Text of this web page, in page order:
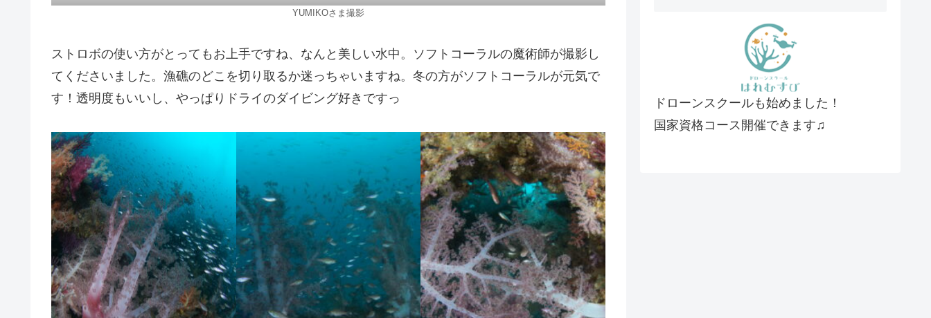
YUMIKOさま撮影
ストロボの使い方がとってもお上手ですね、なんと美しい水中。ソフトコーラルの魔術師が撮影し
てくださいました。漁礁のどこを切り取るか迷っちゃいますね。冬の方がソフトコーラルが元気で
す！透明度もいいし、やっぱりドライのダイビング好きですっ
ドローンスクールも始めました！
国家資格コース開催できます♫